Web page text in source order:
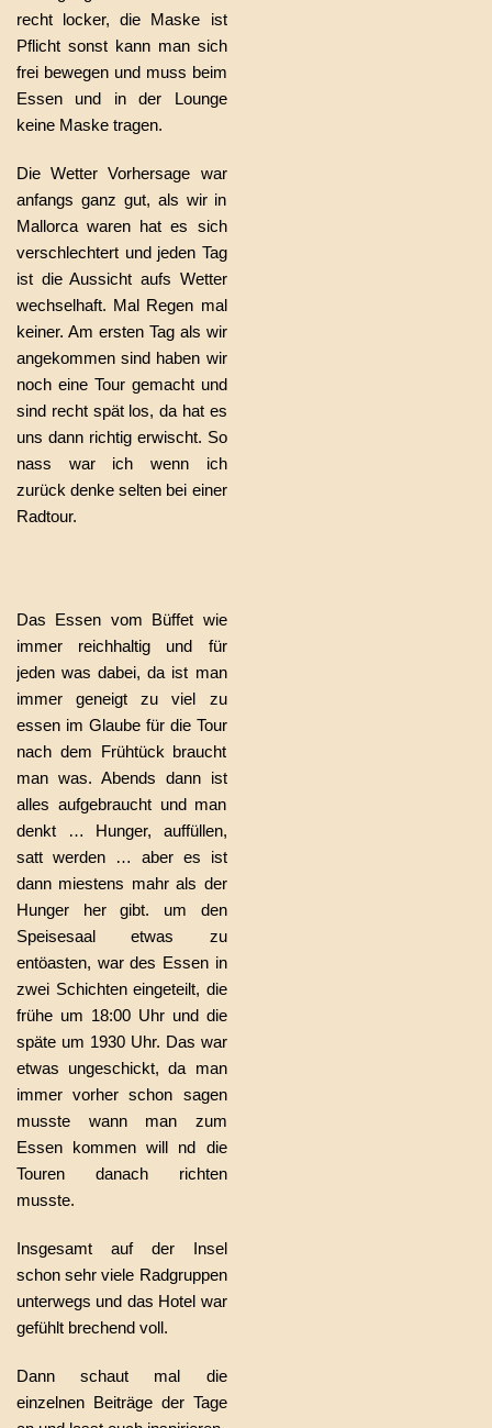
recht locker, die Maske ist
Pflicht sonst kann man sich
frei bewegen und muss beim
Essen und in der Lounge
keine Maske tragen.
Die Wetter Vorhersage war
anfangs ganz gut, als wir in
Mallorca waren hat es sich
verschlechtert und jeden Tag
ist die Aussicht aufs Wetter
wechselhaft. Mal Regen mal
keiner. Am ersten Tag als wir
angekommen sind haben wir
noch eine Tour gemacht und
sind recht spät los, da hat es
uns dann richtig erwischt. So
nass war ich wenn ich
zurück denke selten bei einer
Radtour.
Das Essen vom Büffet wie
immer reichhaltig und für
jeden was dabei, da ist man
immer geneigt zu viel zu
essen im Glaube für die Tour
nach dem Frühtück braucht
man was. Abends dann ist
alles aufgebraucht und man
denkt … Hunger, auffüllen,
satt werden … aber es ist
dann miestens mahr als der
Hunger her gibt. um den
Speisesaal etwas zu
entöasten, war des Essen in
zwei Schichten eingeteilt, die
frühe um 18:00 Uhr und die
späte um 1930 Uhr. Das war
etwas ungeschickt, da man
immer vorher schon sagen
musste wann man zum
Essen kommen will nd die
Touren danach richten
musste.
Insgesamt auf der Insel
schon sehr viele Radgruppen
unterwegs und das Hotel war
gefühlt brechend voll.
Dann schaut mal die
einzelnen Beiträge der Tage